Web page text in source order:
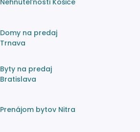
Nehnuteľnosti Košice
Domy na predaj
Trnava
Byty na predaj
Bratislava
Prenájom bytov Nitra